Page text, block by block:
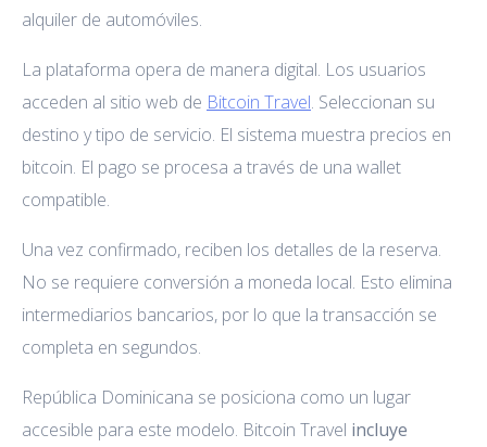
alquiler de automóviles.
La plataforma opera de manera digital. Los usuarios
acceden al sitio web de Bitcoin Travel. Seleccionan su
destino y tipo de servicio. El sistema muestra precios en
bitcoin. El pago se procesa a través de una wallet
compatible.
Una vez confirmado, reciben los detalles de la reserva.
No se requiere conversión a moneda local. Esto elimina
intermediarios bancarios, por lo que la transacción se
completa en segundos.
República Dominicana se posiciona como un lugar
accesible para este modelo. Bitcoin Travel incluye